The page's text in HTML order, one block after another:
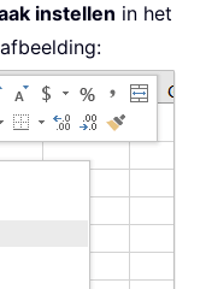
instellen in het